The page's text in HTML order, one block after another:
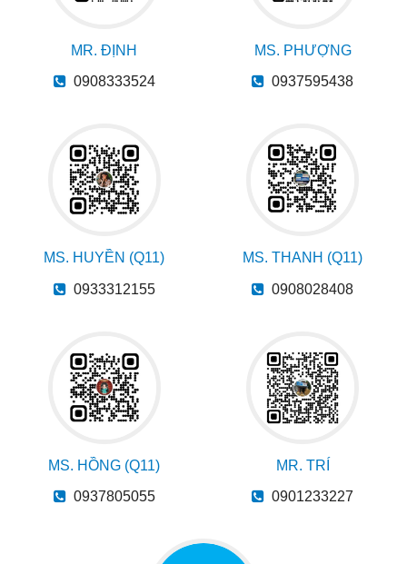
MR. ĐỊNH
0908333524
MS. PHƯỢNG
0937595438
MS. HUYỀN (Q11)
0933312155
MS. THANH (Q11)
0908028408
MS. HỒNG (Q11)
0937805055
MR. TRÍ
0901233227